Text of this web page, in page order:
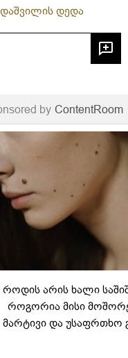
დედა
by ContentRoom
როდის არის ხალი
როგორია მისი
მარტივი და უსაფრთხო